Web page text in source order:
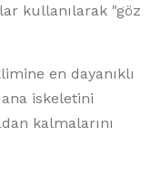
kullanılarak "göz
en dayanıklı
iskeletini
kalmalarını